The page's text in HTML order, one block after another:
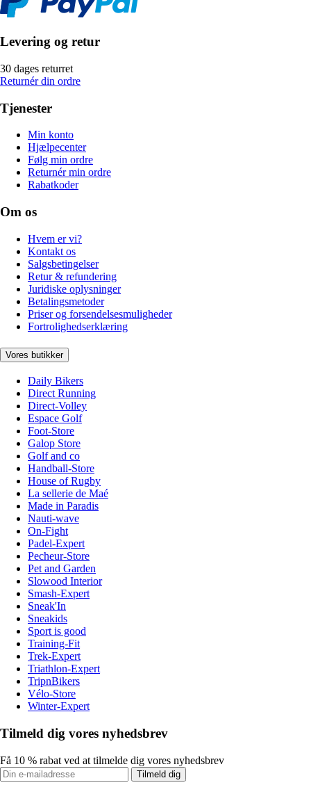
Levering og retur
30 dages returret
Returnér din ordre
Tjenester
Min konto
Hjælpecenter
Følg min ordre
Returnér min ordre
Rabatkoder
Om os
Hvem er vi?
Kontakt os
Salgsbetingelser
Retur & refundering
Juridiske oplysninger
Betalingsmetoder
Priser og forsendelsesmuligheder
Fortrolighedserklæring
Vores butikker
Daily Bikers
Direct Running
Direct-Volley
Espace Golf
Foot-Store
Galop Store
Golf and co
Handball-Store
House of Rugby
La sellerie de Maé
Made in Paradis
Nauti-wave
On-Fight
Padel-Expert
Pecheur-Store
Pet and Garden
Slowood Interior
Smash-Expert
Sneak'In
Sneakids
Sport is good
Training-Fit
Trek-Expert
Triathlon-Expert
TripnBikers
Vélo-Store
Winter-Expert
Tilmeld dig vores nyhedsbrev
Få 10 % rabat ved at tilmelde dig vores nyhedsbrev
Tilmeld dig